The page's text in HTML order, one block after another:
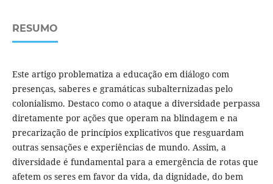
RESUMO
Este artigo problematiza a educação em diálogo com
presenças, saberes e gramáticas subalternizadas pelo
colonialismo. Destaco como o ataque a diversidade perpassa
diretamente por ações que operam na blindagem e na
precarização de princípios explicativos que resguardam
outras sensações e experiências de mundo. Assim, a
diversidade é fundamental para a emergência de rotas que
afetem os seres em favor da vida, da dignidade, do bem